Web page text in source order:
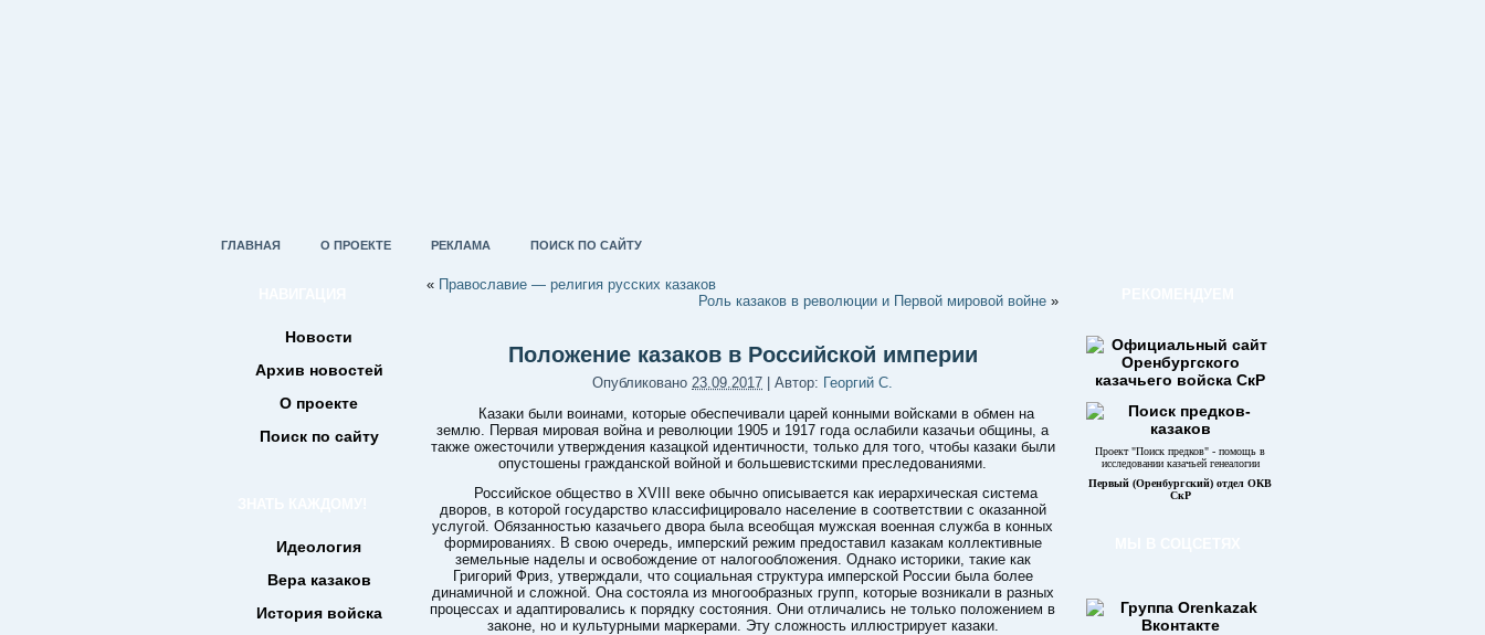
ГЛАВНАЯ О ПРОЕКТЕ РЕКЛАМА ПОИСК ПО САЙТУ
Новости
Архив новостей
О проекте
Поиск по сайту
Идеология
Вера казаков
История войска
« Православие — религия русских казаков
Роль казаков в революции и Первой мировой войне »
Положение казаков в Российской империи
Опубликовано 23.09.2017 Автор: Георгий С.
Казаки были воинами, которые обеспечивали царей конными войсками в обмен на
землю. Первая мировая война и революции 1905 и 1917 года ослабили казачьи общины, а
также ожесточили утверждения казацкой идентичности, только для того, чтобы казаки были
опустошены гражданской войной и большевистскими преследованиями.
Российское общество в XVIII веке обычно описывается как иерархическая система
дворов, в которой государство классифицировало население в соответствии с оказанной
услугой. Обязанностью казачьего двора была всеобщая мужская военная служба в конных
формированиях. В свою очередь, имперский режим предоставил казакам коллективные
земельные наделы и освобождение от налогообложения. Однако историки, такие как
Григорий Фриз, утверждали, что социальная структура имперской России была более
динамичной и сложной. Она состояла из многообразных групп, которые возникали в разных
процессах и адаптировались к порядку состояния. Они отличались не только положением в
законе, но и культурными маркерами. Эту сложность иллюстрирует казаки.
Проект "Поиск предков" - помощь в
исследовании казачьей генеалогии
Первый (Оренбургский) отдел ОКВ
СкР